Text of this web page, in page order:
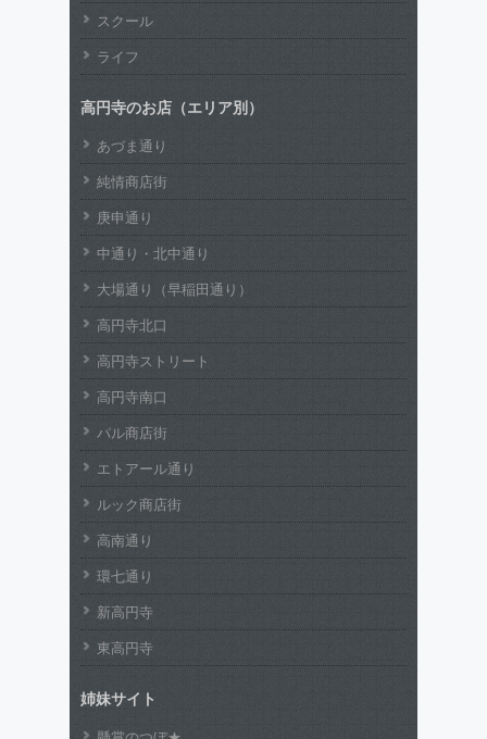
スクール
ライフ
高円寺のお店（エリア別）
あづま通り
純情商店街
庚申通り
中通り・北中通り
大場通り（早稲田通り）
高円寺北口
高円寺ストリート
高円寺南口
パル商店街
エトアール通り
ルック商店街
高南通り
環七通り
新高円寺
東高円寺
姉妹サイト